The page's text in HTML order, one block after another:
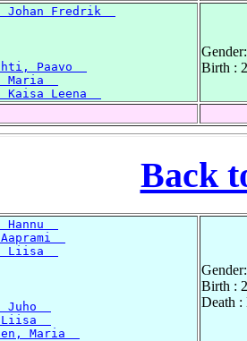
Johan Fredrik
Paavo
Maria
Kaisa Leena
Birth :
Back
Hannu
Liisa
Juho
Liisa
Maria
Birth :
Death :